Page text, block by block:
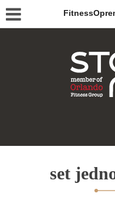
set